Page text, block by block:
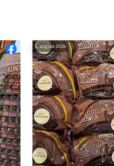
5. august 2026